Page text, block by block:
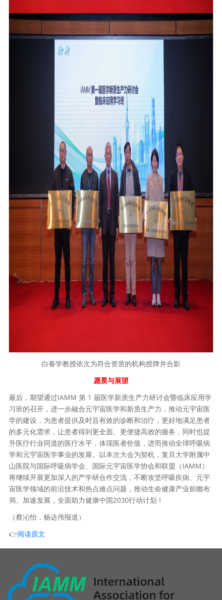
白春学教授依次为符合资质的机构授牌并合影
愿景与展望
最后，期望通过IAMM 第 1 届医学新质生产力研讨会暨临床应用学
习班的召开，进一步融合元宇宙医学和新质生产力，推动元宇宙医
学的建设，为患者提供及时且有效的诊断和治疗，更好地满足患者
的多元化需求，让患者得到更全面、更便捷高效的服务，同时也提
升医疗行业同道的医疗水平，体现医者价值，进而推动全球呼吸病
学和元宇宙医学事业的发展。以本次大会为契机，复旦大学附属中
山医院与国际呼吸病学会、国际元宇宙医学协会和联盟（IAMM）
将继续开展更加深入的产学研合作交流，不断攻坚呼吸疾病、元宇
宙医学领域的前沿技术和热点难点问题，推动生命健康产业前瞻布
局、加速发展，全面助力健康中国2030行动计划！
（蔡沁怡，杨达伟报道）
👉阅读原文